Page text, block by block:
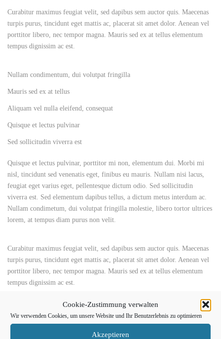
Cookie-Zustimmung verwalten
Wir verwenden Cookies, um unsere Website und Ihr Benutzerlebnis zu optimieren
Akzeptieren
Curabitur maximus feugiat velit, sed dapibus sem auctor quis. Maecenas
turpis purus, tincidunt eget mattis ac, placerat sit amet dolor. Aenean vel
porttitor libero, nec tempor magna. Mauris sed ex at tellus elementum
tempus dignissim ac est.
Nullam condimentum, dui volutpat fringilla
Mauris sed ex at tellus
Aliquam vel nulla eleifend, consequat
Quisque et lectus pulvinar
Sed sollicitudin viverra est
Quisque et lectus pulvinar, porttitor mi non, elementum dui. Morbi mi
nisl, tincidunt sed venenatis eget, finibus eu mauris. Nullam nisi lacus,
feugiat eget varius eget, pellentesque dictum odio. Sed sollicitudin
viverra est. Sed elementum dapibus tellus, a dictum metus interdum ac.
Nullam condimetum, dui volutpat fringilla molestie, libero tortor ultrices
lorem, at tempus diam purus non velit.
Curabitur maximus feugiat velit, sed dapibus sem auctor quis. Maecenas
turpis purus, tincidunt eget mattis ac, placerat sit amet dolor. Aenean vel
porttitor libero, nec tempor magna. Mauris sed ex at tellus elementum
tempus dignissim ac est.